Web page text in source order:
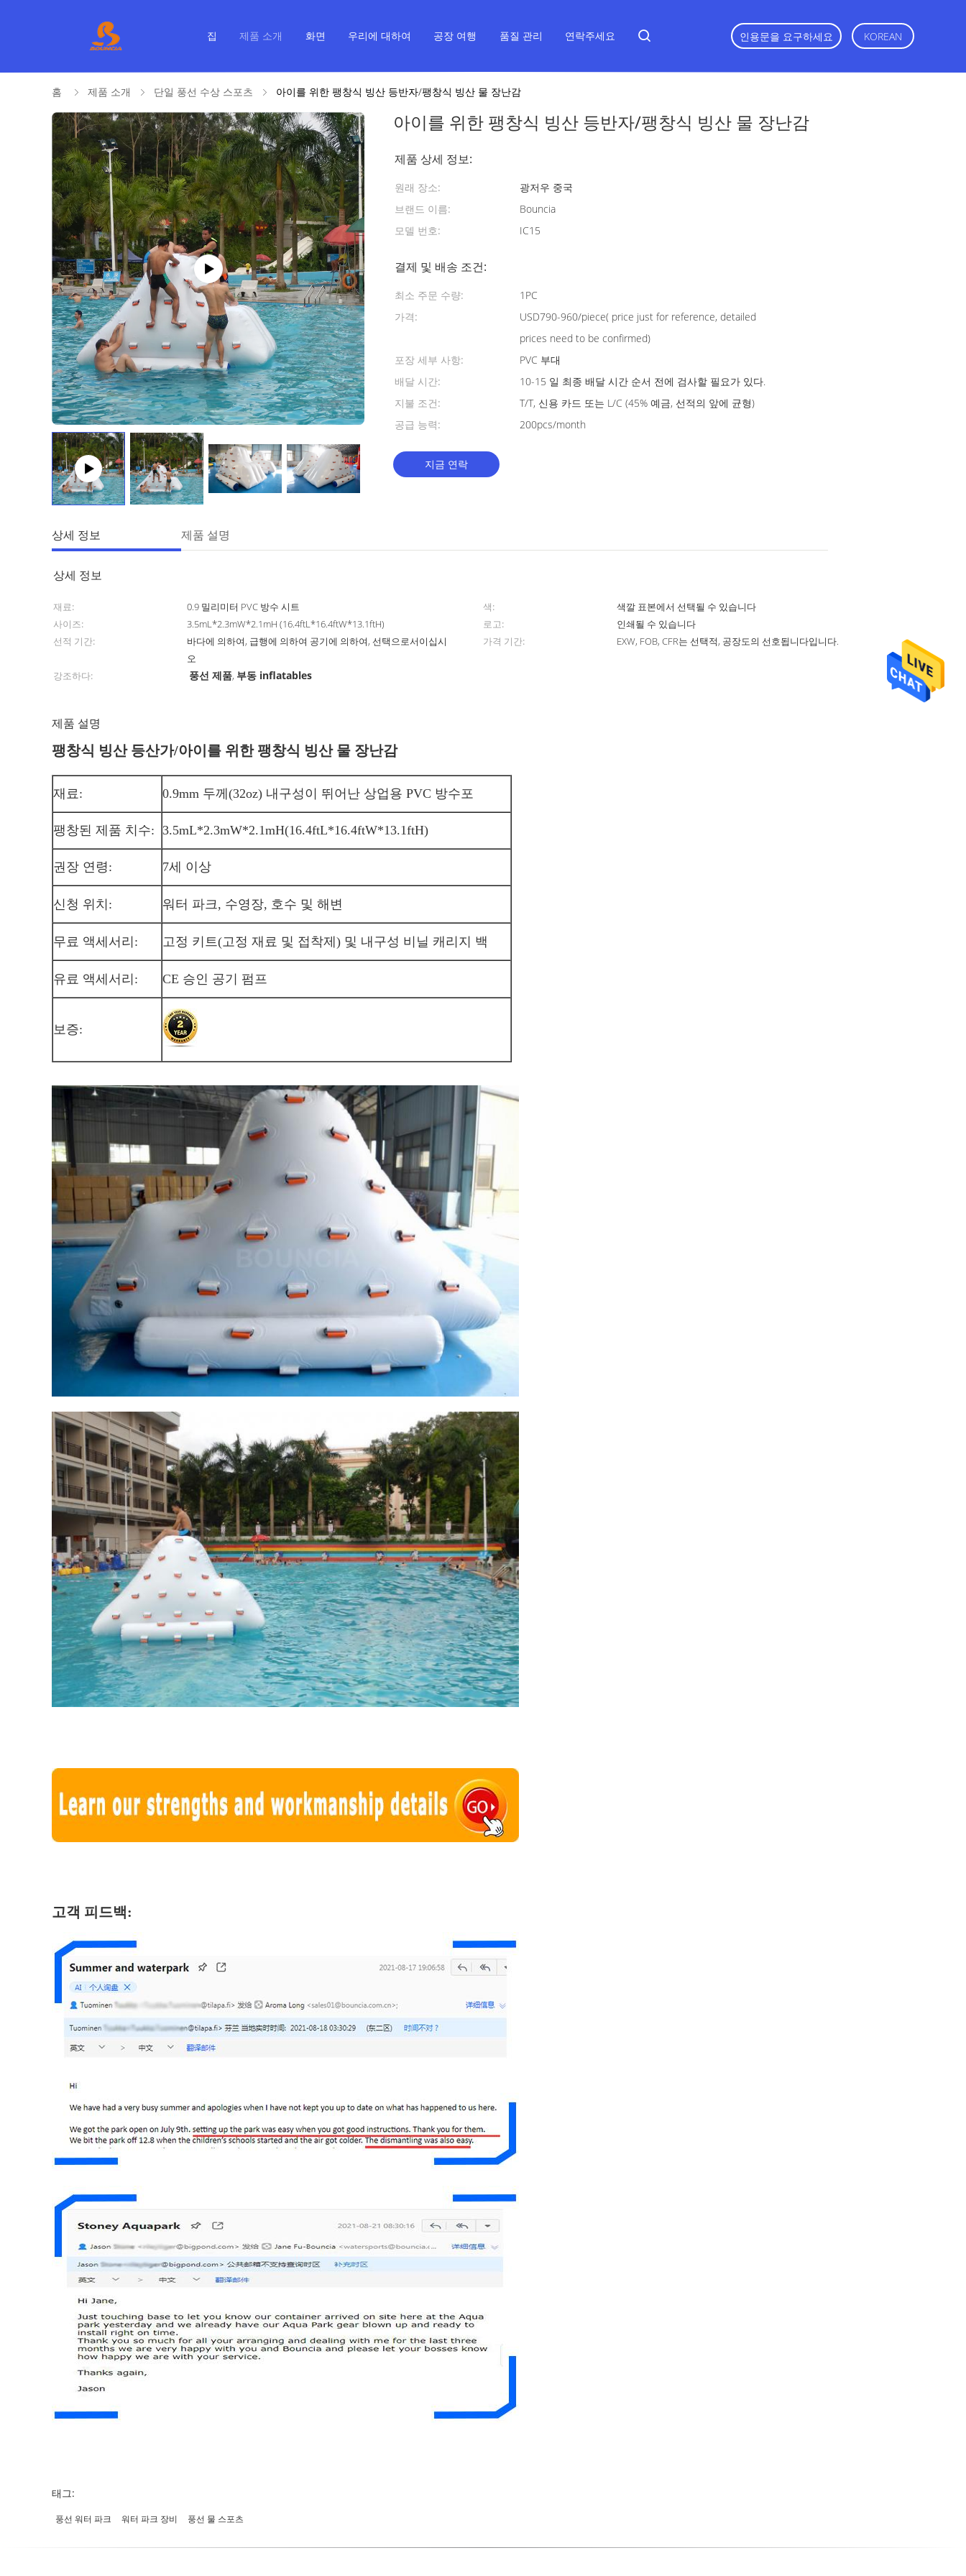
집 제품 소개 화면 우리에 대하여 공장 여행 품질 관리 연락주세요 인용문을 요구하세요 KOREAN
홈 제품 소개 단일 풍선 수상 스포츠 아이를 위한 팽창식 빙산 등반자/팽창식 빙산 물 장난감
아이를 위한 팽창식 빙산 등반자/팽창식 빙산 물 장난감
제품 상세 정보:
원래 장소:
광저우 중국
브랜드 이름:
Bouncia
모델 번호:
IC15
결제 및 배송 조건:
최소 주문 수량:
1PC
가격:
USD790-960/piece( price just for reference, detailed
prices need to be confirmed)
포장 세부 사항:
PVC 부대
배달 시간:
10-15 일 최종 배달 시간 순서 전에 검사할 필요가 있다.
지불 조건:
T/T, 신용 카드 또는 L/C (45% 예금, 선적의 앞에 균형)
공급 능력:
200pcs/month
지금 연락
상세 정보 제품 설명
상세 정보
재료: 0.9 밀리미터 PVC 방수 시트 색:
색깔 표본에서 선택될 수 있습니다
사이즈:
3.5mL*2.3mW*2.1mH (16.4ftL*16.4ftW*13.1ftH) 로고:
인쇄될 수 있습니다
선적 기간:
바다에 의하여, 급행에 의하여 공기에 의하여, 선택으로서이십시
오
가격 기간: EXW, FOB, CFR는 선택적, 공장도의 선호됩니다입니다.
강조하다: 풍선 제품, 부동 inflatables
제품 설명
팽창식 빙산 등산가/아이를 위한 팽창식 빙산 물 장난감
재료: 0.9mm 두께(32oz) 내구성이 뛰어난 상업용 PVC 방수포
팽창된 제품 치수: 3.5mL*2.3mW*2.1mH(16.4ftL*16.4ftW*13.1ftH)
권장 연령: 7세 이상
신청 위치: 워터 파크, 수영장, 호수 및 해변
무료 액세서리: 고정 키트(고정 재료 및 접착제) 및 내구성 비닐 캐리지 백
유료 액세서리: CE 승인 공기 펌프
보증:
고객 피드백:
태그:
풍선 워터 파크 워터 파크 장비 풍선 물 스포츠